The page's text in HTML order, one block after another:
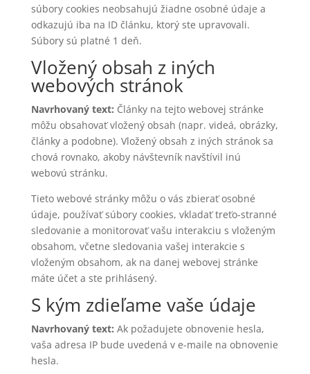
súbory cookies neobsahujú žiadne osobné údaje a
odkazujú iba na ID článku, ktorý ste upravovali.
Súbory sú platné 1 deň.
Vložený obsah z iných
webových stránok
Navrhovaný text: Články na tejto webovej stránke
môžu obsahovať vložený obsah (napr. videá, obrázky,
články a podobne). Vložený obsah z iných stránok sa
chová rovnako, akoby návštevník navštívil inú
webovú stránku.
Tieto webové stránky môžu o vás zbierať osobné
údaje, používať súbory cookies, vkladať treťo-stranné
sledovanie a monitorovať vašu interakciu s vloženým
obsahom, včetne sledovania vašej interakcie s
vloženým obsahom, ak na danej webovej stránke
máte účet a ste prihlásený.
S kým zdieľame vaše údaje
Navrhovaný text: Ak požadujete obnovenie hesla,
vaša adresa IP bude uvedená v e-maile na obnovenie
hesla.